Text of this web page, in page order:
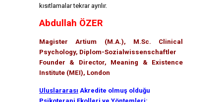
kısıtlamalar tekrar ayrılır.
Abdullah ÖZER
Magister Artium (M.A.), M.Sc. Clinical
Psychology, Diplom-Sozialwissenschaftler
Founder & Director, Meaning & Existence
Institute (MEI), London
Uluslararası Akredite olmuş olduğu